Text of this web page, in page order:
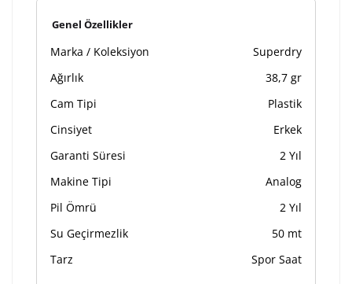
sebebi ile 1-2 iş günü uzamaktadır. Gravür İşlemi
tamamlandıktan sonra siparişiniz kargoya verilecektir.
Kişiselleştirilmiş
ürünlerde
Genel Özellikler
Marka / Koleksiyon
Superdry
Ağırlık
38,7 gr
Cam Tipi
Plastik
Cinsiyet
Erkek
Garanti Süresi
2 Yıl
Makine Tipi
Analog
Pil Ömrü
2 Yıl
Su Geçirmezlik
50 mt
Tarz
Spor Saat